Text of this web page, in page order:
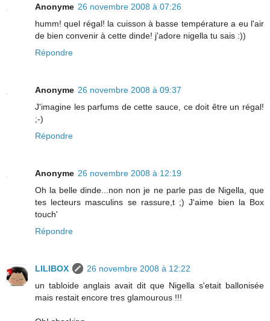
Anonyme 26 novembre 2008 à 07:26
humm! quel régal! la cuisson à basse température a eu l'air
de bien convenir à cette dinde! j'adore nigella tu sais :))
Répondre
Anonyme 26 novembre 2008 à 09:37
J'imagine les parfums de cette sauce, ce doit être un régal!
;-)
Répondre
Anonyme 26 novembre 2008 à 12:19
Oh la belle dinde...non non je ne parle pas de Nigella, que
tes lecteurs masculins se rassure,t ;) J'aime bien la Box
touch'
Répondre
LILIBOX
26 novembre 2008 à 12:22
un tabloide anglais avait dit que Nigella s'etait ballonisée
mais restait encore tres glamourous !!!